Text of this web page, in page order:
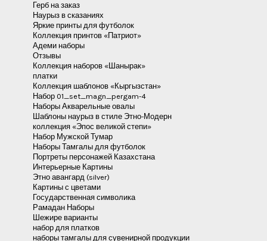
Герб на заказ
Наурыз в сказаниях
Яркие принты для футболок
Коллекция принтов «Патриот»
Адеми наборы
Отзывы
Коллекция наборов «Шанырак»
платки
Коллекция шаблонов «Кыргызстан»
Набор 01_set_magn_pergam-4
Наборы Акварельные овалы
Шаблоны наурыз в стиле Этно-Модерн
коллекция «Эпос великой степи»
Набор Мужской Тумар
Наборы Тамгалы для футболок
Портреты персонажей Казахстана
Интерьерные Картины
Этно авангард (silver)
Картины с цветами
Государственная символика
Рамадан Наборы
Шежире варианты
набор для платков
наборы тамгалы для сувенирной продукции